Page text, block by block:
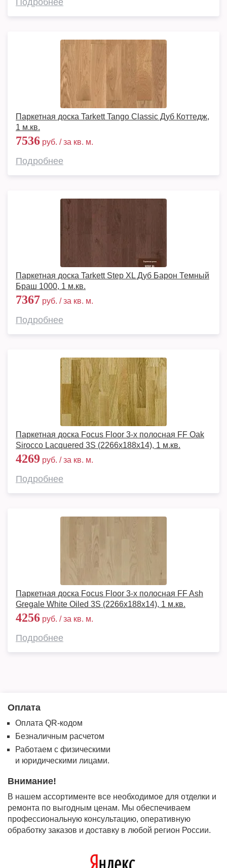
Подробнее
Паркетная доска Tarkett Tango Classic Дуб Коттедж,
1 м.кв.
7536 руб. / за кв. м.
Подробнее
Паркетная доска Tarkett Step XL Дуб Барон Темный
Браш 1000, 1 м.кв.
7367 руб. / за кв. м.
Подробнее
Паркетная доска Focus Floor 3-х полосная FF Oak
Sirocco Lacquered 3S (2266х188х14), 1 м.кв.
4269 руб. / за кв. м.
Подробнее
Паркетная доска Focus Floor 3-х полосная FF Ash
Gregale White Oiled 3S (2266х188х14), 1 м.кв.
4256 руб. / за кв. м.
Подробнее
Оплата
Оплата QR-кодом
Безналичным расчетом
Работаем с физическими
и юридическими лицами.
Внимание!
В нашем ассортименте все необходимое для отделки и
ремонта по выгодным ценам. Мы обеспечиваем
профессиональную консультацию, оперативную
обработку заказов и доставку в любой регион России.